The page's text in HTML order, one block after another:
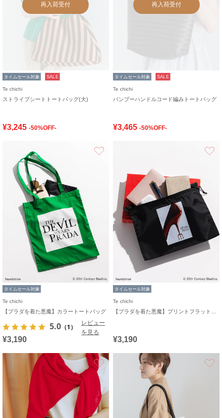
再入荷受付
タイムセール対象 SALE
Te chichi
ストライプシートトートバッグ(大)
¥3,245 -50%OFF-
再入荷受付
タイムセール対象 SALE
Te chichi
バンブーハンドルコード編みトートバッグ
¥3,465 -50%OFF-
タイムセール対象
Te chichi
【プラダを着た悪魔】カラートートバッグ
5.0 （1）
レビュー
を見る
¥3,190
タイムセール対象
Te chichi
¥3,190
お気に入り